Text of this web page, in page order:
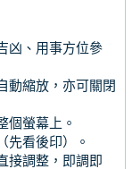
凶、用事方位參
動縮放，亦可關閉
個螢幕上。
先看後印）。
接調整，即調即